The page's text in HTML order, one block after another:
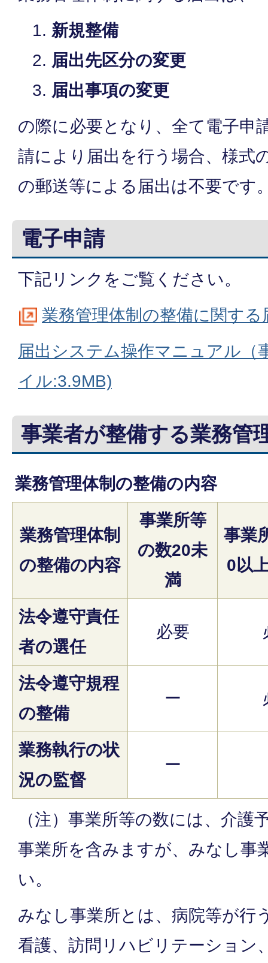
新規整備
届出先区分の変更
届出事項の変更
の際に必要となり、全て電子申
請により届出を行う場合、様式
の郵送等による届出は不要です
電子申請
下記リンクをご覧ください。
業務管理体制の整備に関す
届出システム操作マニュアル（
イル:3.9MB)
事業者が整備する業務管
業務管理体制の整備の内容
業務管理体制
の整備の内容
事業所等
の数20未
満
事業
0以
法令遵守責任
者の選任
必要
法令遵守規程
の整備
ー
業務執行の状
況の監督
ー
（注）事業所等の数には、介護
事業所を含みますが、みなし事
い。
みなし事業所とは、病院等が行
看護、訪問リハビリテーション